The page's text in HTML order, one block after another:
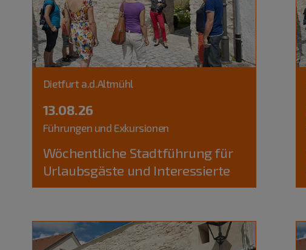
Dietfurt a.d.Altmühl
13.08.26
Führungen und Exkursionen
Wöchentliche Stadtführung für
Urlaubsgäste und Interessierte